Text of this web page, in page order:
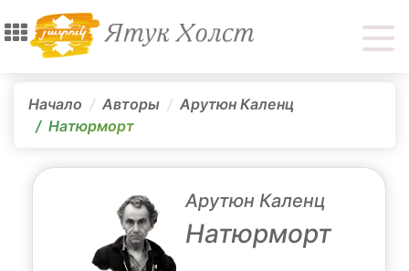
Начало Авторы
Арутюн Каленц
Натюрморт
Арутюн Каленц
Натюрморт